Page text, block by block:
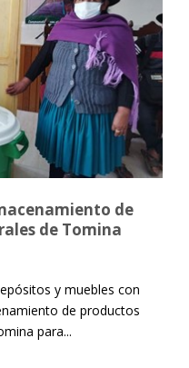
de
de Tomina
y muebles con
de productos
para...